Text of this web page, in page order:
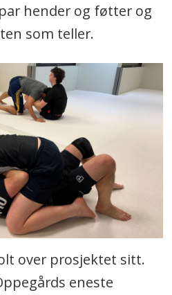
hender og føtter og
som teller.
over prosjektet sitt.
eneste